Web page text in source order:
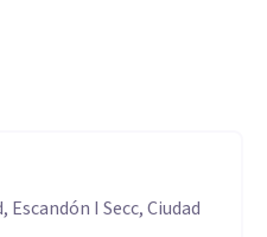
I Secc, Ciudad